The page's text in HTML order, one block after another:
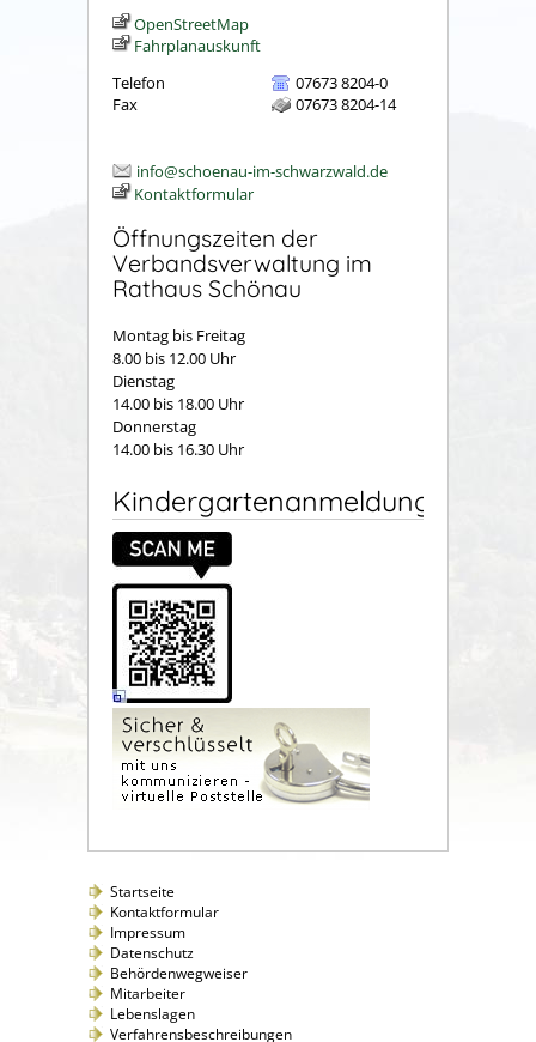
OpenStreetMap
Fahrplanauskunft
Telefon
07673 8204-0
Fax
07673 8204-14
info@schoenau-im-schwarzwald.de
Kontaktformular
Öffnungszeiten der
Verbandsverwaltung im
Rathaus Schönau
Montag bis Freitag
8.00 bis 12.00 Uhr
Dienstag
14.00 bis 18.00 Uhr
Donnerstag
14.00 bis 16.30 Uhr
Kindergartenanmeldung
Startseite
Kontaktformular
Impressum
Datenschutz
Behördenwegweiser
Mitarbeiter
Lebenslagen
Verfahrensbeschreibungen